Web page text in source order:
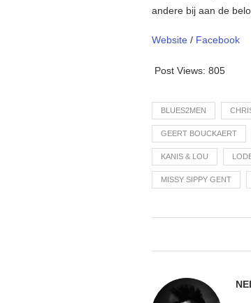
andere bij aan de
Website / Facebook
Post Views: 805
BLUES2MEN
GEERT BOUCKAERT
KANIS & LOU
MISSY SIPPY GENT